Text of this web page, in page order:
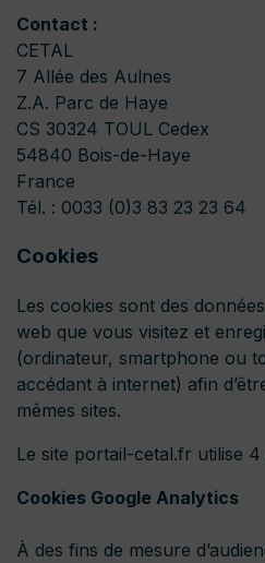
Contact :
CETAL
7 Allée des Aulnes
Z.A. Parc de Haye
CS 30324 TOUL Cedex
54840 Bois-de-Haye
France
Tél. : 0033 (0)3 83 23 23 64
Cookies
Les cookies sont des
web que vous visitez et
(ordinateur, smartphone ou
accédant à internet) afin
mêmes sites.
Le site portail-cetal.fr utilise
Cookies Google Analytics
À des fins de mesure